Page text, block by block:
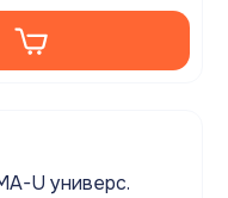
U универс.